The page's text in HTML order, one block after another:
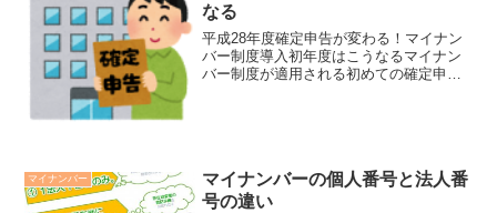
なる
平成28年度確定申告が変わる！マイナン
バー制度導入初年度はこうなるマイナン
バー制度が適用される初めての確定申告
マイナンバー
マイナンバーの個人番号と法人番
号の違い